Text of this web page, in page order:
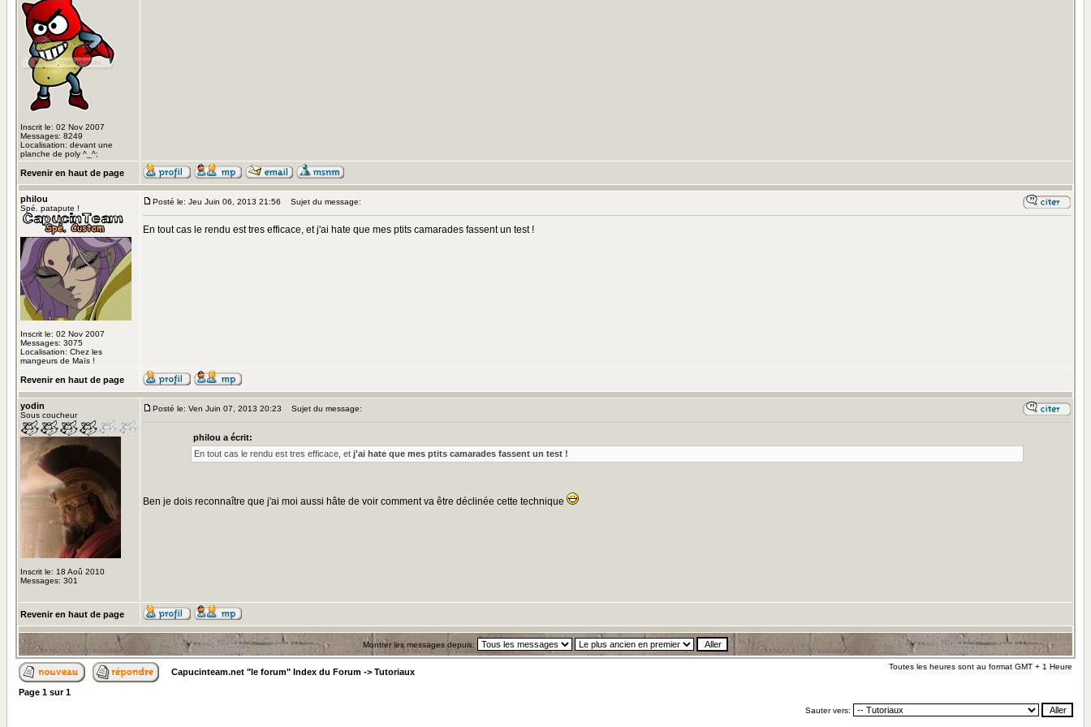
Inscrit le: 02 Nov 2007
Messages: 8249
Localisation: devant une
planche de poly ^_^;
Revenir en haut de page
philou
Spé. patapute !
Inscrit le: 02 Nov 2007
Messages: 3075
Localisation: Chez les
mangeurs de Maïs !
Posté le: Jeu Juin 06, 2013 21:56 Sujet du message:
En tout cas le rendu est tres efficace, et j'ai hate que mes ptits camarades fassent un test !
Revenir en haut de page
yodin
Sous coucheur
Inscrit le: 18 Aoû 2010
Messages: 301
Posté le: Ven Juin 07, 2013 20:23 Sujet du message:
philou a écrit:
En tout cas le rendu est tres efficace, et j'ai hate que mes ptits camarades fassent un test !
Ben je dois reconnaître que j'ai moi aussi hâte de voir comment va être déclinée cette technique
Revenir en haut de page
Montrer les messages depuis:
Capucinteam.net "le forum" Index du Forum -> Tutoriaux
Toutes les heures sont au format GMT + 1 Heure
Page 1 sur1
Sauter vers: